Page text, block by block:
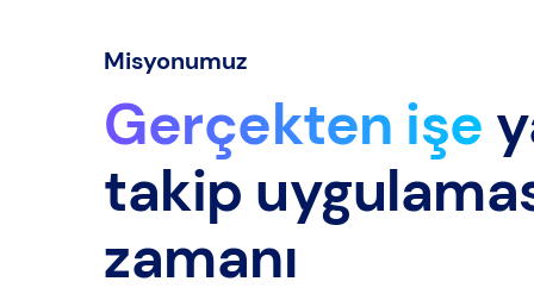
Misyonumuz
Gerçekten işe
takip
zamanı